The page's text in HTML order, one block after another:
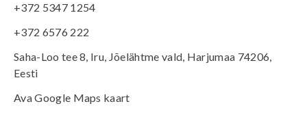
+372 5347 1254
+372 6576 222
Saha-Loo tee 8, Iru, Jõelähtme vald, Harjumaa 74206,
Eesti
Ava Google Maps kaart